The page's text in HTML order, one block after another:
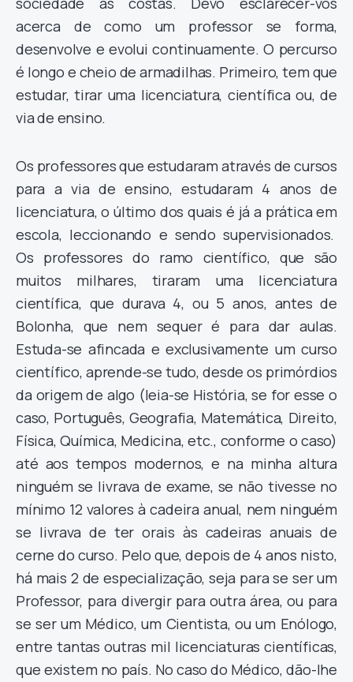
acerca de como um professor se forma,
desenvolve e evolui continuamente. O percurso
é longo e cheio de armadilhas. Primeiro, tem que
estudar, tirar uma licenciatura, científica ou, de
via de ensino.
Os professores que estudaram através de cursos
para a via de ensino, estudaram 4 anos de
licenciatura, o último dos quais é já a prática em
escola, leccionando e sendo supervisionados.
Os professores do ramo científico, que são
muitos milhares, tiraram uma licenciatura
científica, que durava 4, ou 5 anos, antes de
Bolonha, que nem sequer é para dar aulas.
Estuda-se afincada e exclusivamente um curso
científico, aprende-se tudo, desde os primórdios
da origem de algo (leia-se História, se for esse o
caso, Português, Geografia, Matemática, Direito,
Física, Química, Medicina, etc., conforme o caso)
até aos tempos modernos, e na minha altura
ninguém se livrava de exame, se não tivesse no
mínimo 12 valores à cadeira anual, nem ninguém
se livrava de ter orais às cadeiras anuais de
cerne do curso. Pelo que, depois de 4 anos nisto,
há mais 2 de especialização, seja para se ser um
Professor, para divergir para outra área, ou para
se ser um Médico, um Cientista, ou um Enólogo,
entre tantas outras mil licenciaturas científicas,
que existem no país. No caso do Médico, dão-lhe